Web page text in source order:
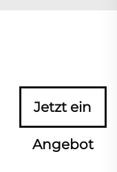
Jetzt ein
Angebot